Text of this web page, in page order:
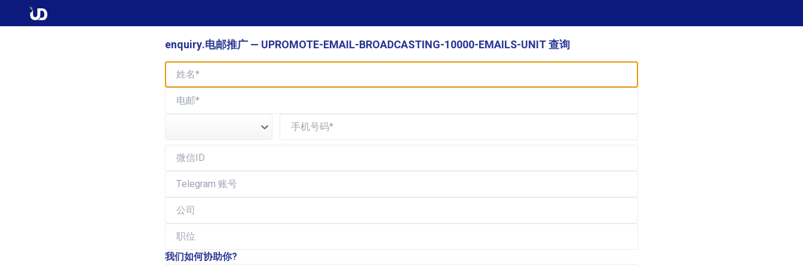
enquiry.电邮推广 — UPROMOTE-EMAIL-BROADCASTING-10000-EMAILS-UNIT 查询
我们如何协助你?